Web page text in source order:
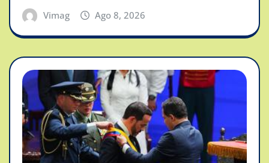
Vimag Ago 8, 2026